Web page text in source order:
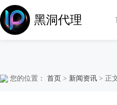
黑洞代理
您的位置： 首页 > 新闻资讯 > 正